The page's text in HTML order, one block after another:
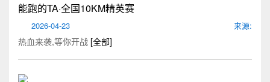
能跑的TA·全国10KM精英赛
2026-04-23 来源:
热血来袭,等你开战 [全部]